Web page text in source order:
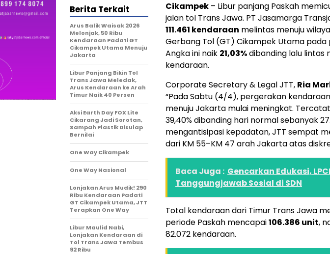
Cikampek – Libur panjang Paskah
jalan tol Trans Jawa. PT Jasamarga
111.461 kendaraan melintas menuju
Gerbang Tol (GT) Cikampek Utama pada
Angka ini naik 21,03%dibanding lalu lintas
kendaraan.
Corporate Secretary & Legal JTT, Ria
“Pada Sabtu (4/4), pergerakan
menuju Jakarta mulai meningkat.
39,40% dibanding hari normal sebanyak
mengantisipasi kepadatan, JTT sempat
dari KM 55–KM 47 arah Jakarta atas
Baca Juga : Gencarkan Edukasi,
Tanggungjawab Sosial di SDN
Total kendaraan dari Timur Trans Jawa
periode Paskah mencapai106.386 unit,
82.072 kendaraan.
Berita Terkait
Arus Balik Waisak 2026
Melonjak, 50 Ribu
Kendaraan Padati GT
Cikampek Utama Menuju
Jakarta
Libur Panjang Bikin Tol
Trans Jawa Meledak,
Arus Kendaraan ke Arah
Timur Naik 40 Persen
Aksi Earth Day FOX Lite
Cikarang Jadi Sorotan,
Sampah Plastik Disulap
Bernilai
One Way Cikampek
One Way Nasional
Lonjakan Arus Mudik! 290
Ribu Kendaraan Padati
GT Cikampek Utama, JTT
Terapkan One Way
Libur Maulid Nabi,
Lonjakan Kendaraan di
Tol Trans Jawa Tembus
92 Ribu